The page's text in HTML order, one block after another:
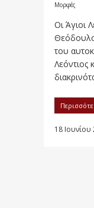
Μορφές
Οι Άγιοι
του
Λεόντιος
18 Ιουνίου